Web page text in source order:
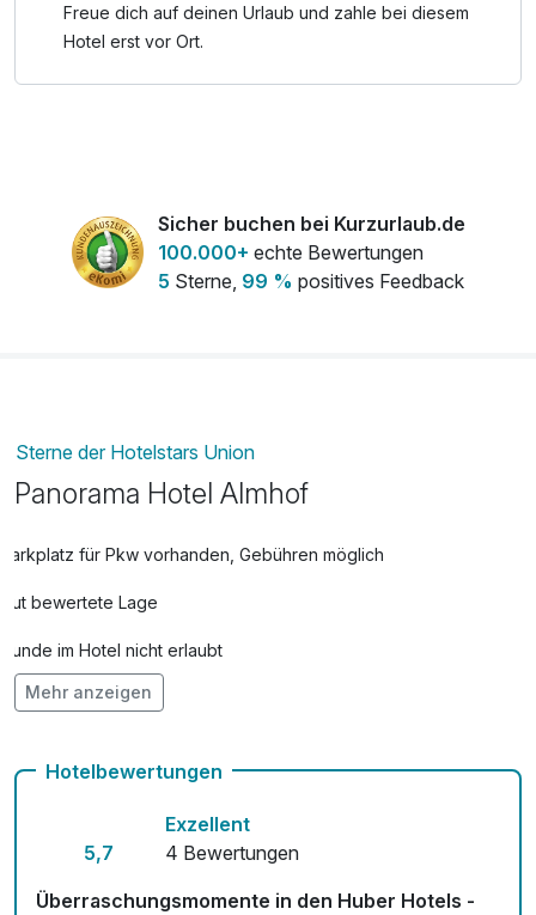
… den gesamten öffentlichen Nahverkehr im Paznaun
Freue dich auf deinen Urlaub und zahle bei diesem
Hotel erst vor Ort.
Sicher buchen bei Kurzurlaub.de
100.000+ echte Bewertungen
5 Sterne, 99 % positives Feedback
Sterne der Hotelstars Union
Panorama Hotel Almhof
Parkplatz für Pkw vorhanden, Gebühren möglich
Gut bewertete Lage
Hunde im Hotel nicht erlaubt
Auch vegetarische Speisen
Mit Hotelbar
Mehr anzeigen
Hotelbewertungen
5,7
Exzellent
4 Bewertungen
Überraschungsmomente in den Huber Hotels -